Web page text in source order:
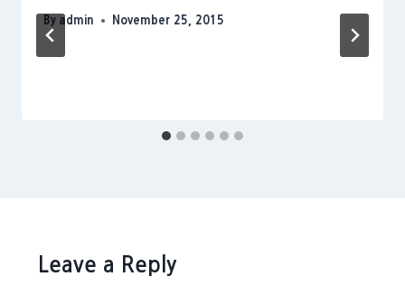
By admin November 25, 2015
Leave a Reply